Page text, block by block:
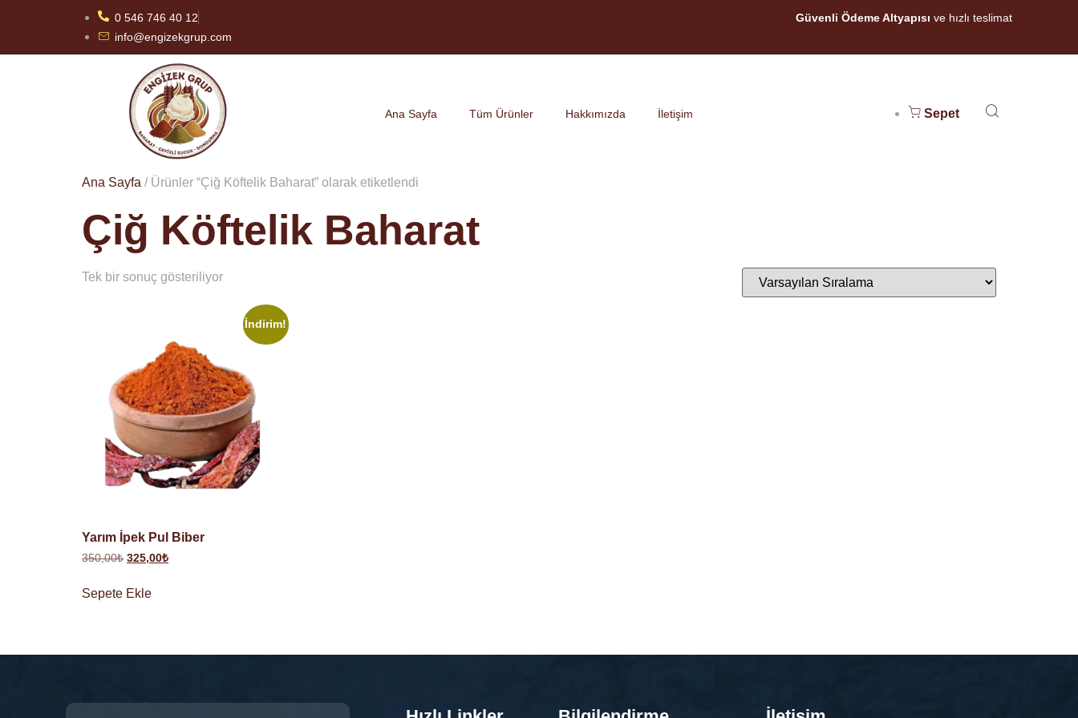
0 546 746 40 12
info@engizekgrup.com
Güvenli Ödeme Altyapısı ve hızlı teslimat
Ana Sayfa Tüm Ürünler Hakkımızda İletişim Sepet
Ana Sayfa / Ürünler “Çiğ Köftelik Baharat” olarak etiketlendi
Çiğ Köftelik Baharat
Tek bir sonuç gösteriliyor
İndirim!
Yarım İpek Pul Biber
350,00₺ 325,00₺
Sepete Ekle